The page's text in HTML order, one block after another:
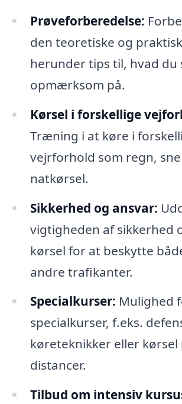
Prøveforberedelse:
den teoretiske og
herunder tips til, hvad du
opmærksom på.
Kørsel i forskellige
Træning i at køre i
vejrforhold som regn,
natkørsel.
Sikkerhed og ansvar:
vigtigheden af sikkerhed
kørsel for at beskytte
andre trafikanter.
Specialkurser: Mulighed
specialkurser, f.eks.
køreteknikker eller kørsel
distancer.
Tilbud om intensiv